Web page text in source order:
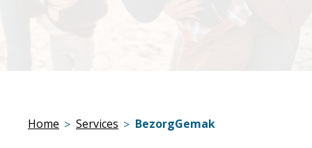
Home Services BezorgGemak